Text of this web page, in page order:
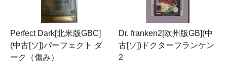
Perfect Dark[北米版GBC]
(中古[ソ])パーフェクト ダ
ーク（傷み）
Dr. franken2[欧州版GB](中
古[ソ])ドクターフランケン
2